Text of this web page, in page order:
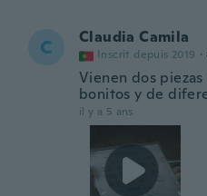
C Claudia Camila
Inscrit depuis 2019 ·
Vienen dos
bonitos y de
il y a 5 ans